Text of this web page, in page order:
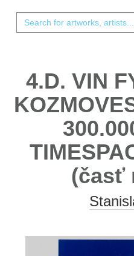
4.D. VIN
(časť